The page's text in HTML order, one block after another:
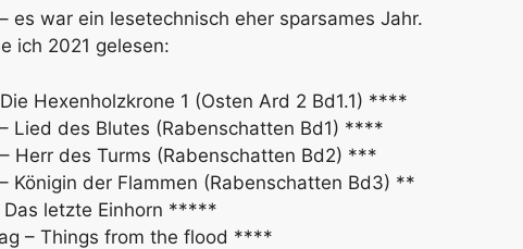
es war ein lesetechnisch eher sparsames Jahr.
ich 2021 gelesen:
Hexenholzkrone 1 (Osten Ard 2 Bd1.1) ****
Lied des Blutes (Rabenschatten Bd1) ****
Herr des Turms (Rabenschatten Bd2) ***
Königin der Flammen (Rabenschatten Bd3) **
Das letzte Einhorn *****
– Things from the flood ****